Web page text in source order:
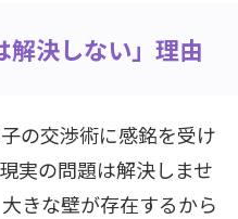
解決しない」理由
の交渉術に感銘を受け
実の問題は解決しませ
きな壁が存在するから